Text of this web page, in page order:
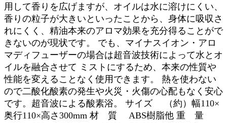
用して香りを広げますが、オイルは水に溶けにくい、
香りの粒子が大きいといったことから、身体に吸収さ
れにくく、精油本来のアロマ効果を充分得ることがで
きないのが現状です。 でも、マイナスイオン・アロ
マディフューザーの場合は超音波技術によって水とオ
イルを融合させて ミストにするため、本来の性質や
性能を変えることなく使用できます。 熱を使わない
ので二酸化酸素の発生や火災・火傷の心配もなく安心
です。超音波による酸素浴。 サイズ （約）幅110×
奥行110×高さ300mm 材 質 ABS樹脂他 重 量